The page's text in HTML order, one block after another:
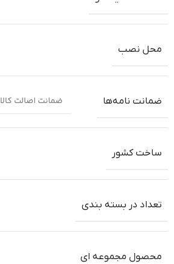
محل نصب
ضمانت‌ نامه‌ها ضمانت اصالت کالا
ساخت کشور
تعداد در بسته بندی
محصول مجموعه ای